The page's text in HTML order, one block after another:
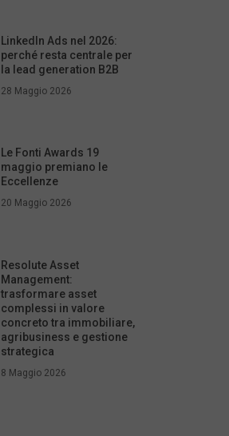
LinkedIn Ads nel 2026:
perché resta centrale per
la lead generation B2B
28 Maggio 2026
Le Fonti Awards 19
maggio premiano le
Eccellenze
20 Maggio 2026
Resolute Asset
Management:
trasformare asset
complessi in valore
concreto tra immobiliare,
agribusiness e gestione
strategica
8 Maggio 2026